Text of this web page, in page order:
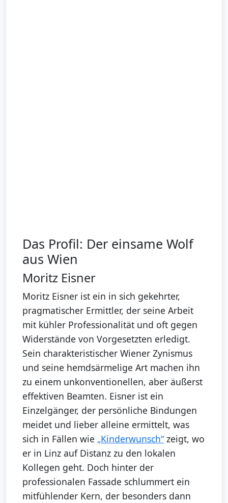
Das Profil: Der einsame Wolf
aus Wien
Moritz Eisner
Moritz Eisner ist ein in sich gekehrter,
pragmatischer Ermittler, der seine Arbeit
mit kühler Professionalität und oft gegen
Widerstände von Vorgesetzten erledigt.
Sein charakteristischer Wiener Zynismus
und seine hemdsärmelige Art machen ihn
zu einem unkonventionellen, aber äußerst
effektiven Beamten. Eisner ist ein
Einzelgänger, der persönliche Bindungen
meidet und lieber alleine ermittelt, was
sich in Fällen wie „Kinderwunsch“ zeigt, wo
er in Linz auf Distanz zu den lokalen
Kollegen geht. Doch hinter der
professionalen Fassade schlummert ein
mitfühlender Kern, der besonders dann